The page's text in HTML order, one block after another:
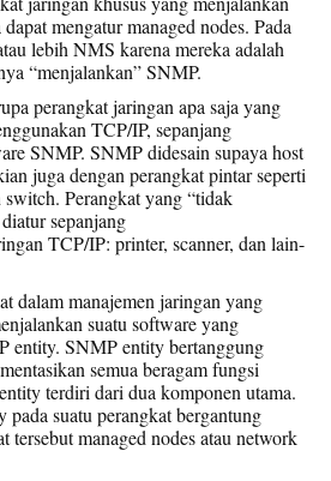
mengatur managed nodes. Pada
lebih NMS karena mereka adalah
“menjalankan” SNMP.
perangkat jaringan apa saja yang
TCP/IP, sepanjang
SNMP. SNMP didesain supaya host
juga dengan perangkat pintar seperti
Perangkat yang “tidak
sepanjang
TCP/IP: printer, scanner, dan lain-
dalam manajemen jaringan yang
suatu software yang
entity. SNMP entity bertanggung
semua beragam fungsi
terdiri dari dua komponen utama.
suatu perangkat bergantung
tersebut managed nodes atau network